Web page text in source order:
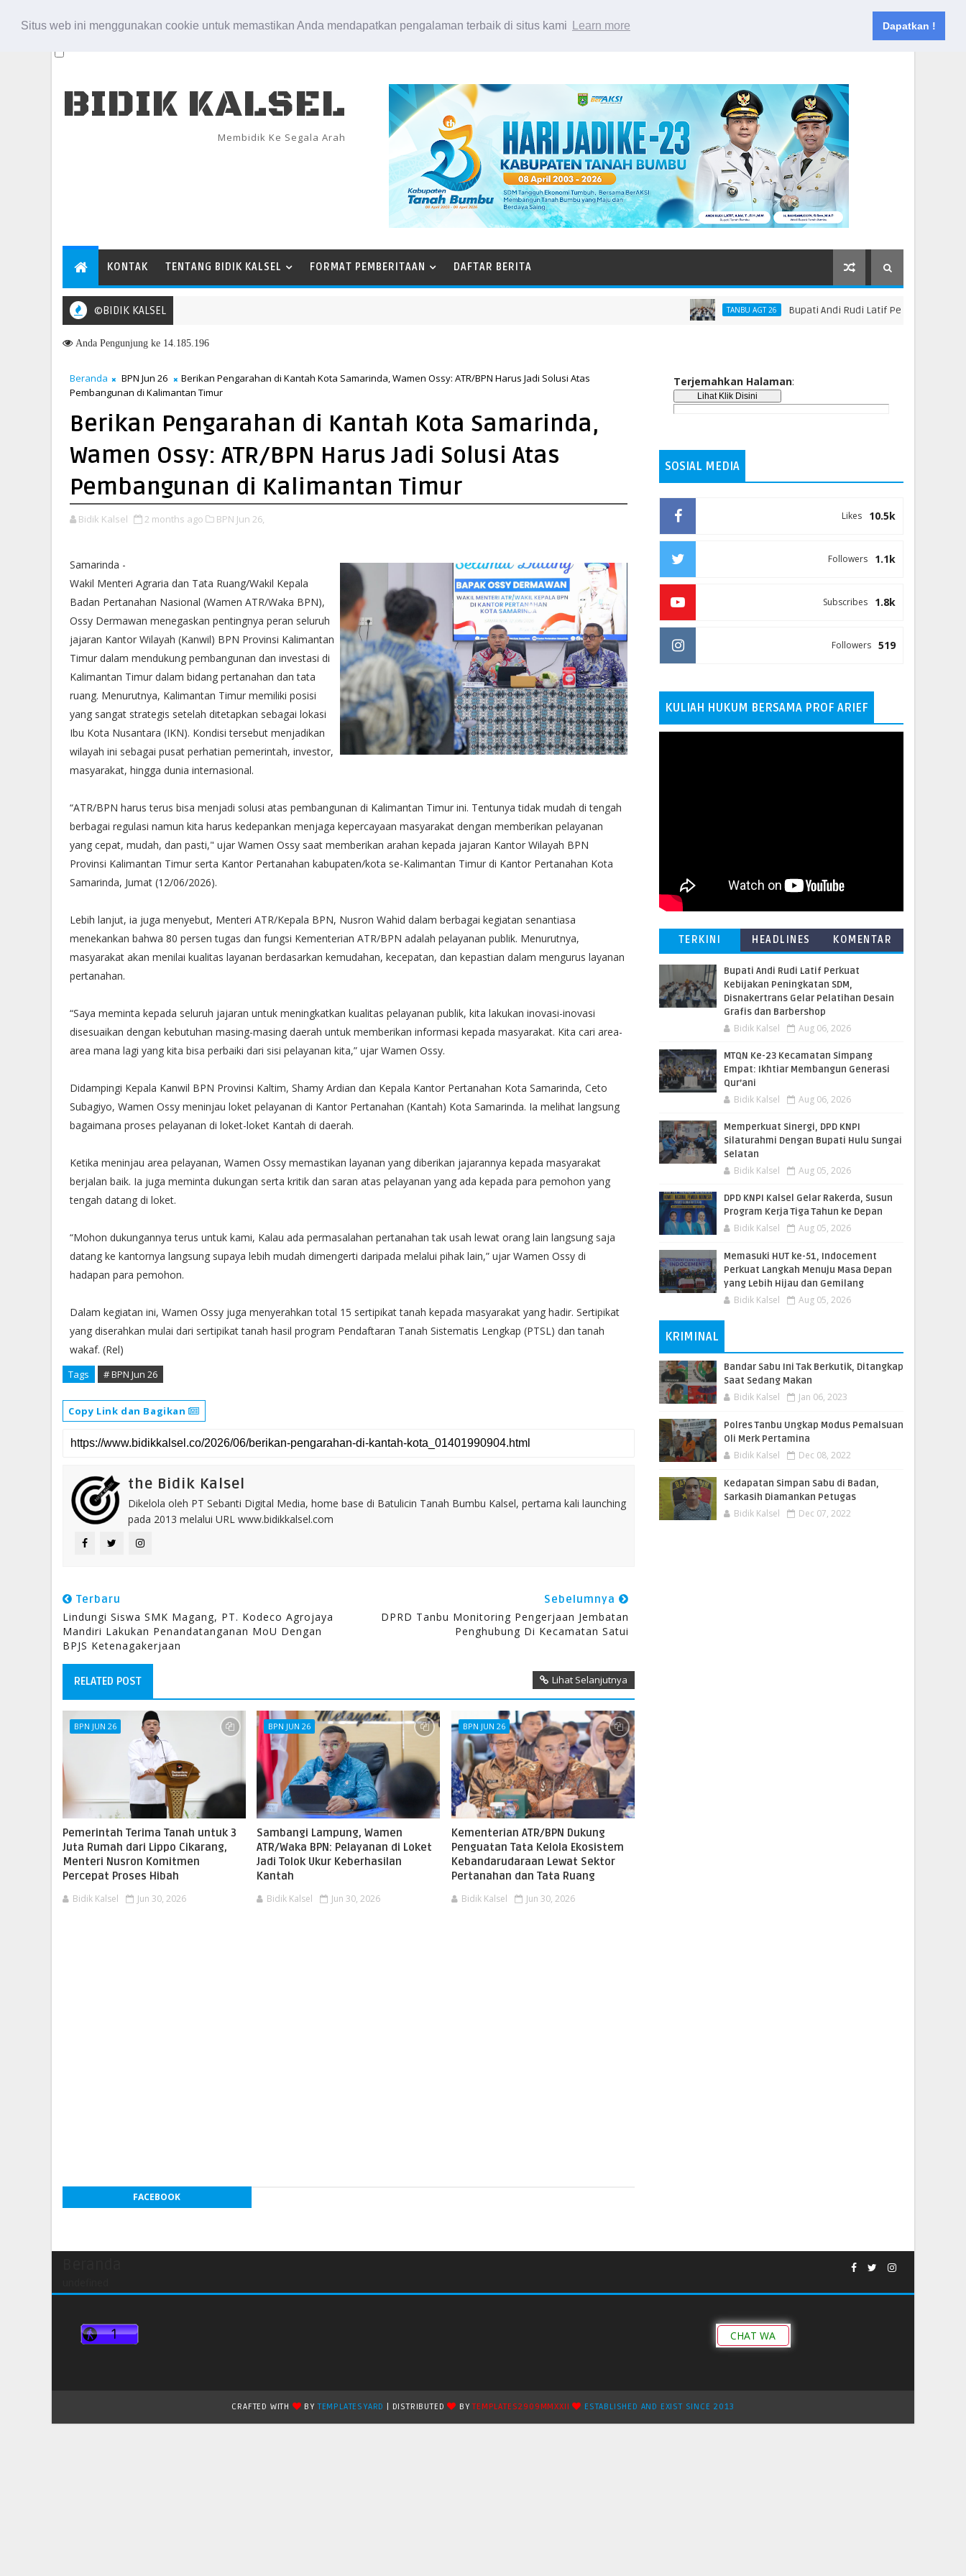
Situs web ini menggunakan cookie untuk memastikan Anda mendapatkan pengalaman terbaik di situs kami Learn more Dapatkan !
Kontak
BIDIK KALSEL
Membidik Ke Segala Arah
KONTAK TENTANG BIDIK KALSEL FORMAT PEMBERITAAN DAFTAR BERITA
©BIDIK KALSEL TANBU AGT 26 Bupati Andi Rudi Latif Perkuat Kebijakan
Memasuki HUT ke-51, Indocement Perkuat Langkah Menuju Masa Depan yang Lebih Hijau dan Gemilang
Anda Pengunjung ke 14.185.196
Beranda BPN Jun 26
Berikan Pengarahan di Kantah Kota Samarinda, Wamen Ossy: ATR/BPN Harus Jadi Solusi Atas
Pembangunan di Kalimantan Timur
Berikan Pengarahan di Kantah Kota Samarinda,
Wamen Ossy: ATR/BPN Harus Jadi Solusi Atas
Pembangunan di Kalimantan Timur
Bidik Kalsel 2 months ago BPN Jun 26,
Samarinda -
Wakil Menteri Agraria dan Tata Ruang/Wakil Kepala
Badan Pertanahan Nasional (Wamen ATR/Waka BPN),
Ossy Dermawan menegaskan pentingnya peran seluruh
jajaran Kantor Wilayah (Kanwil) BPN Provinsi Kalimantan
Timur dalam mendukung pembangunan dan investasi di
Kalimantan Timur dalam bidang pertanahan dan tata
ruang. Menurutnya, Kalimantan Timur memiliki posisi
yang sangat strategis setelah ditetapkan sebagai lokasi
Ibu Kota Nusantara (IKN). Kondisi tersebut menjadikan
wilayah ini sebagai pusat perhatian pemerintah, investor,
masyarakat, hingga dunia internasional.
“ATR/BPN harus terus bisa menjadi solusi atas pembangunan di Kalimantan Timur ini. Tentunya tidak mudah di tengah
berbagai regulasi namun kita harus kedepankan menjaga kepercayaan masyarakat dengan memberikan pelayanan
yang cepat, mudah, dan pasti," ujar Wamen Ossy saat memberikan arahan kepada jajaran Kantor Wilayah BPN
Provinsi Kalimantan Timur serta Kantor Pertanahan kabupaten/kota se-Kalimantan Timur di Kantor Pertanahan Kota
Samarinda, Jumat (12/06/2026).
Lebih lanjut, ia juga menyebut, Menteri ATR/Kepala BPN, Nusron Wahid dalam berbagai kegiatan senantiasa
menekankan bahwa 80 persen tugas dan fungsi Kementerian ATR/BPN adalah pelayanan publik. Menurutnya,
masyarakat akan menilai kualitas layanan berdasarkan kemudahan, kecepatan, dan kepastian dalam mengurus layanan
pertanahan.
“Saya meminta kepada seluruh jajaran untuk meningkatkan kualitas pelayanan publik, kita lakukan inovasi-inovasi
disesuaikan dengan kebutuhan masing-masing daerah untuk memberikan informasi kepada masyarakat. Kita cari area-
area mana lagi yang kita bisa perbaiki dari sisi pelayanan kita,” ujar Wamen Ossy.
Didampingi Kepala Kanwil BPN Provinsi Kaltim, Shamy Ardian dan Kepala Kantor Pertanahan Kota Samarinda, Ceto
Subagiyo, Wamen Ossy meninjau loket pelayanan di Kantor Pertanahan (Kantah) Kota Samarinda. Ia melihat langsung
bagaimana proses pelayanan di loket-loket Kantah di daerah.
Ketika meninjau area pelayanan, Wamen Ossy memastikan layanan yang diberikan jajarannya kepada masyarakat
berjalan baik. Ia juga meminta dukungan serta kritik dan saran atas pelayanan yang ada kepada para pemohon yang
tengah datang di loket.
“Mohon dukungannya terus untuk kami, Kalau ada permasalahan pertanahan tak usah lewat orang lain langsung saja
datang ke kantornya langsung supaya lebih mudah dimengerti daripada melalui pihak lain,” ujar Wamen Ossy di
hadapan para pemohon.
Dalam kegiatan ini, Wamen Ossy juga menyerahkan total 15 sertipikat tanah kepada masyarakat yang hadir. Sertipikat
yang diserahkan mulai dari sertipikat tanah hasil program Pendaftaran Tanah Sistematis Lengkap (PTSL) dan tanah
wakaf. (Rel)
Tags # BPN Jun 26
Copy Link dan Bagikan
the Bidik Kalsel
Dikelola oleh PT Sebanti Digital Media, home base di Batulicin Tanah Bumbu Kalsel, pertama kali launching
pada 2013 melalui URL www.bidikkalsel.com
Terbaru
Lindungi Siswa SMK Magang, PT. Kodeco Agrojaya
Mandiri Lakukan Penandatanganan MoU Dengan
BPJS Ketenagakerjaan
Sebelumnya
DPRD Tanbu Monitoring Pengerjaan Jembatan
Penghubung Di Kecamatan Satui
RELATED POST Lihat Selanjutnya
BPN JUN 26
Pemerintah Terima Tanah untuk 3
Juta Rumah dari Lippo Cikarang,
Menteri Nusron Komitmen
Percepat Proses Hibah
Bidik Kalsel Jun 30, 2026
BPN JUN 26
Sambangi Lampung, Wamen
ATR/Waka BPN: Pelayanan di Loket
Jadi Tolok Ukur Keberhasilan
Kantah
Bidik Kalsel Jun 30, 2026
BPN JUN 26
Kementerian ATR/BPN Dukung
Penguatan Tata Kelola Ekosistem
Kebandarudaraan Lewat Sektor
Pertanahan dan Tata Ruang
Bidik Kalsel Jun 30, 2026
FACEBOOK
Terjemahkan Halaman:
SOSIAL MEDIA
10.5k
Likes
1.1k
Followers
1.8k
Subscribes
519
Followers
KULIAH HUKUM BERSAMA PROF ARIEF
TERKINI HEADLINES KOMENTAR
Bupati Andi Rudi Latif Perkuat
Kebijakan Peningkatan SDM,
Disnakertrans Gelar Pelatihan Desain
Grafis dan Barbershop
Bidik Kalsel Aug 06, 2026
MTQN Ke-23 Kecamatan Simpang
Empat: Ikhtiar Membangun Generasi
Qur’ani
Bidik Kalsel Aug 06, 2026
Memperkuat Sinergi, DPD KNPI
Silaturahmi Dengan Bupati Hulu Sungai
Selatan
Bidik Kalsel Aug 05, 2026
DPD KNPI Kalsel Gelar Rakerda, Susun
Program Kerja Tiga Tahun ke Depan
Bidik Kalsel Aug 05, 2026
Memasuki HUT ke-51, Indocement
Perkuat Langkah Menuju Masa Depan
yang Lebih Hijau dan Gemilang
Bidik Kalsel Aug 05, 2026
KRIMINAL
Bandar Sabu Ini Tak Berkutik, Ditangkap
Saat Sedang Makan
Bidik Kalsel Jan 06, 2023
Polres Tanbu Ungkap Modus Pemalsuan
Oli Merk Pertamina
Bidik Kalsel Dec 08, 2022
Kedapatan Simpan Sabu di Badan,
Sarkasih Diamankan Petugas
Bidik Kalsel Dec 07, 2022
CHAT WA
CRAFTED WITH BYTEMPLATESYARD | DISTRIBUTED BYTEMPLATES2909MMXXII ESTABLISHED AND EXIST SINCE 2013